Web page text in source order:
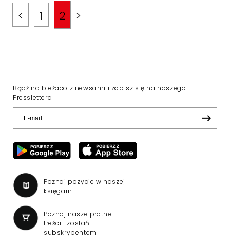
< 1 2 >
Bądź na bieżaco z newsami i zapisz się na naszego
Presslettera
Poznaj pozycje w naszej
księgarni
Poznaj nasze płatne
treści i zostań
subskrybentem